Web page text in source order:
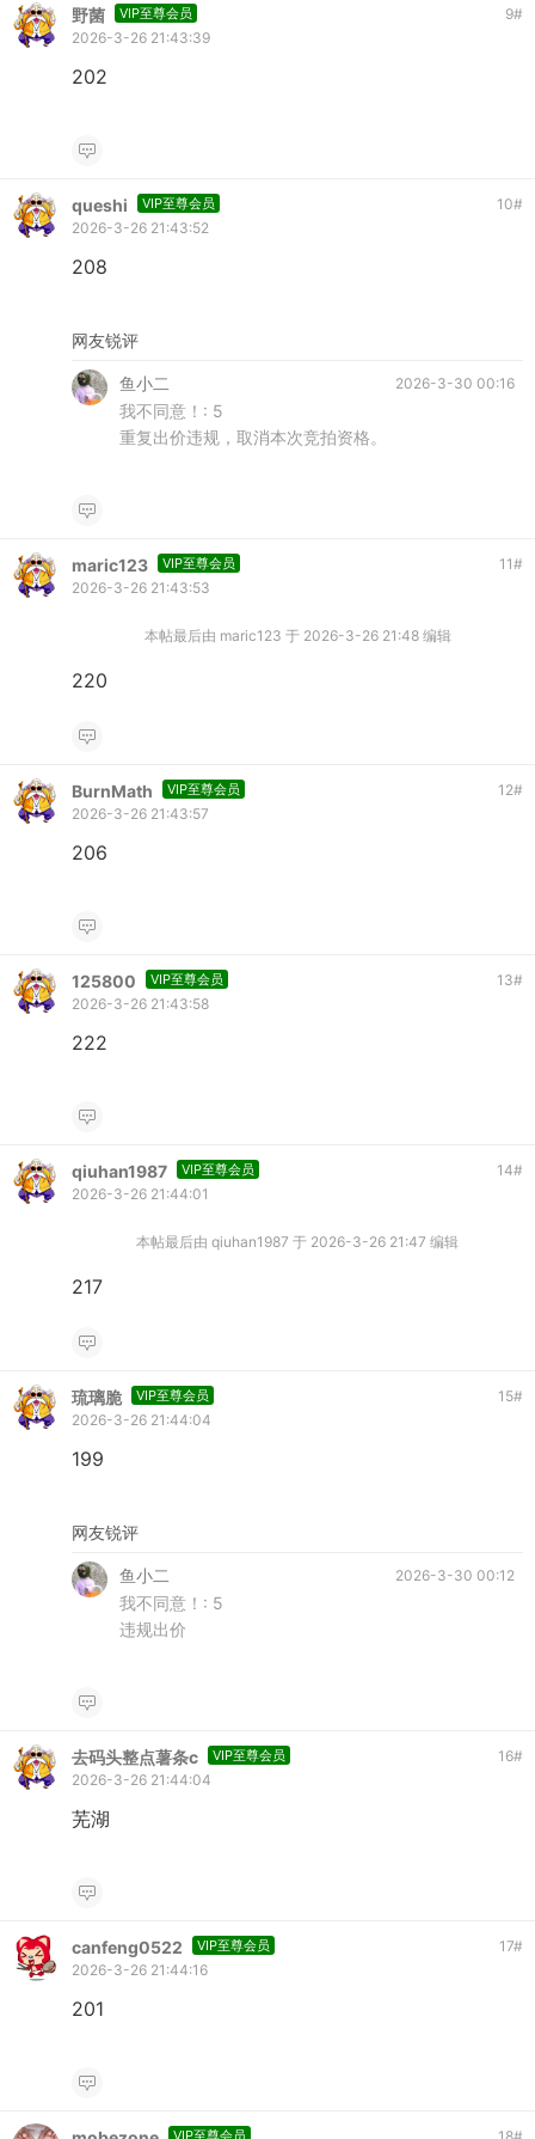
野菌 VIP至尊会员 9#
2026-3-26 21:43:39
202
queshi VIP至尊会员 10#
2026-3-26 21:43:52
208
网友锐评
2026-3-30 00:16
鱼小二
我不同意！: 5
重复出价违规，取消本次竞拍资格。
maric123 VIP至尊会员 11#
2026-3-26 21:43:53
本帖最后由 maric123 于 2026-3-26 21:48 编辑
220
BurnMath VIP至尊会员 12#
2026-3-26 21:43:57
206
125800 VIP至尊会员 13#
2026-3-26 21:43:58
222
qiuhan1987 VIP至尊会员 14#
2026-3-26 21:44:01
本帖最后由 qiuhan1987 于 2026-3-26 21:47 编辑
217
琉璃脆 VIP至尊会员 15#
2026-3-26 21:44:04
199
网友锐评
2026-3-30 00:12
鱼小二
我不同意！: 5
违规出价
去码头整点薯条c VIP至尊会员 16#
2026-3-26 21:44:04
芜湖
canfeng0522 VIP至尊会员 17#
2026-3-26 21:44:16
201
VIP至尊会员